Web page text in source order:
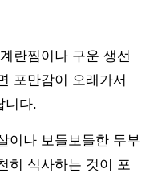
란찜이나 구운 생선
포만감이 오래가서
니다.
이나 보들보들한 두부
히 식사하는 것이 포